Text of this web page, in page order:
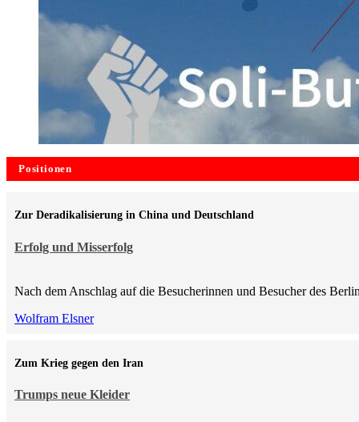
Positionen
Erfolg und Misserfolg
Zur Deradikalisierung in China und Deutschland
Nach dem Anschlag auf die Besucherinnen und Besucher des
Wolfram Elsner
Trumps neue Kleider
Zum Krieg gegen den Iran